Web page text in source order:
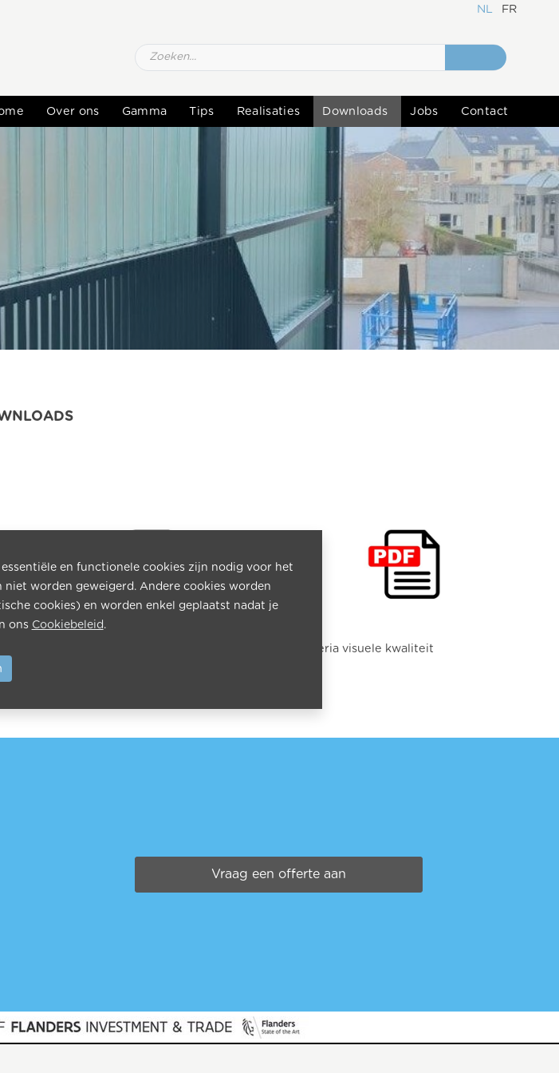
NL FR
Over ons Gamma Tips Realisaties Downloads Jobs Contact
Criteria visuele kwaliteit
Vraag een offerte aan
en functionele cookies zijn nodig voor het
worden geweigerd. Andere cookies worden
cookies) en worden enkel geplaatst nadat je
ons Cookiebeleid .